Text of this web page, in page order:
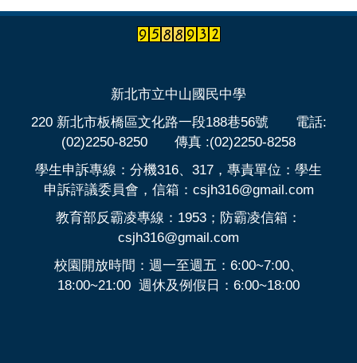
新北市立中山國民中學
220 新北市板橋區文化路一段188巷56號 電話:
(02)2250-8250 傳真 :(02)2250-8258
學生申訴專線：分機316、317，專責單位：學生
申訴評議委員會，信箱：csjh316@gmail.com
教育部反霸凌專線：1953；防霸凌信箱：
csjh316@gmail.com
校園開放時間：週一至週五：6:00~7:00、
18:00~21:00 週休及例假日：6:00~18:00